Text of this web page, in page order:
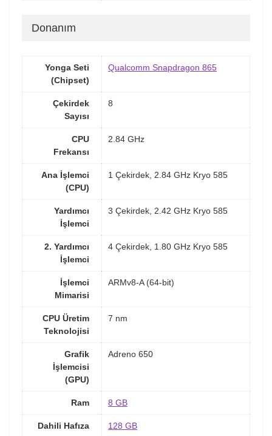
Donanım
Yonga Seti
(Chipset)
Qualcomm Snapdragon 865
Çekirdek
Sayısı
8
CPU
Frekansı
2.84 GHz
Ana İşlemci
(CPU)
1 Çekirdek, 2.84 GHz Kryo 585
Yardımcı
İşlemci
3 Çekirdek, 2.42 GHz Kryo 585
2. Yardımcı
İşlemci
4 Çekirdek, 1.80 GHz Kryo 585
İşlemci
Mimarisi
ARMv8-A (64-bit)
CPU Üretim
Teknolojisi
7 nm
Grafik
İşlemcisi
(GPU)
Adreno 650
Ram 8 GB
Dahili Hafıza 128 GB